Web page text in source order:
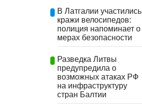
В Латгалии участились
кражи велосипедов:
полиция напоминает о
мерах безопасности
Разведка Литвы
предупредила о
возможных атаках РФ
на инфраструктуру
стран Балтии